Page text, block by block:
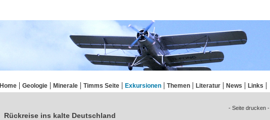
Home Geologie Minerale Timms Seite Exkursionen Themen Literatur News Links
- Seite drucken -
Rückreise ins kalte Deutschland